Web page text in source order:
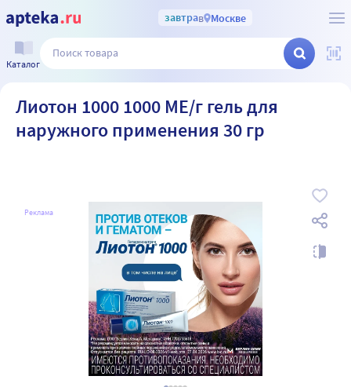
завтрав Москве
Каталог
Лиотон 1000 1000 МЕ/г гель для
наружного применения 30 гр
Реклама